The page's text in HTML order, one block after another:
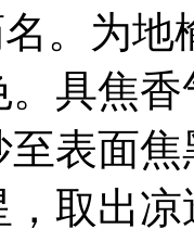
。为地
具焦
至表面
取出